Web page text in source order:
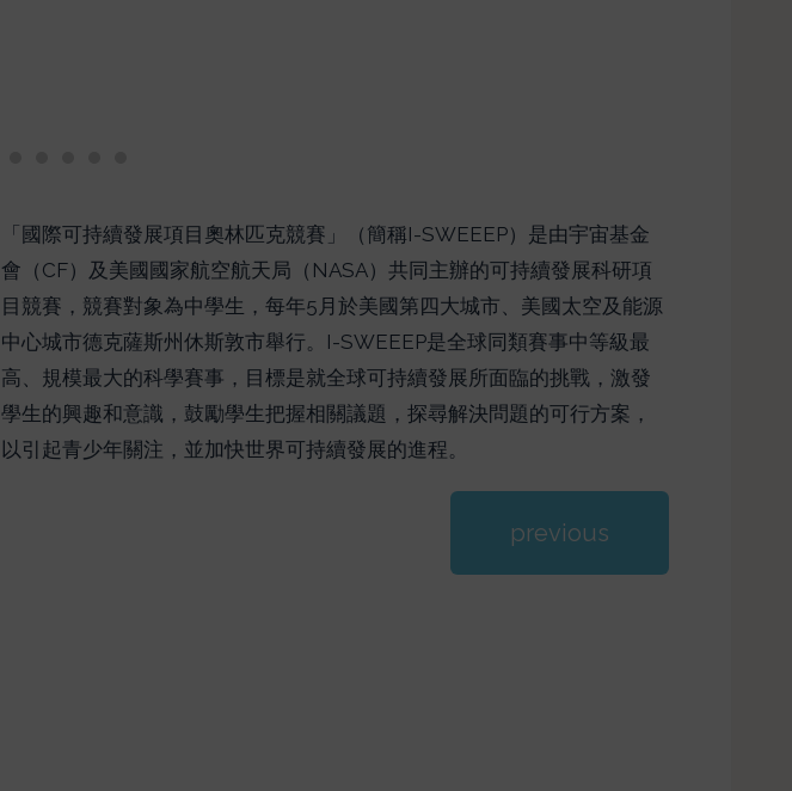
「國際可持續發展項目奧林匹克競賽」（簡稱I-SWEEEP）是由宇宙基金
會（CF）及美國國家航空航天局（NASA）共同主辦的可持續發展科研項
目競賽，競賽對象為中學生，每年5月於美國第四大城市、美國太空及能源
中心城市德克薩斯州休斯敦市舉行。I-SWEEEP是全球同類賽事中等級最
高、規模最大的科學賽事，目標是就全球可持續發展所面臨的挑戰，激發
學生的興趣和意識，鼓勵學生把握相關議題，探尋解決問題的可行方案，
以引起青少年關注，並加快世界可持續發展的進程。
previous